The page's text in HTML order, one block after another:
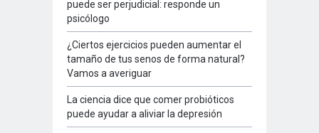
puede ser perjudicial: responde un
psicólogo
¿Ciertos ejercicios pueden aumentar el
tamaño de tus senos de forma natural?
Vamos a averiguar
La ciencia dice que comer probióticos
puede ayudar a aliviar la depresión